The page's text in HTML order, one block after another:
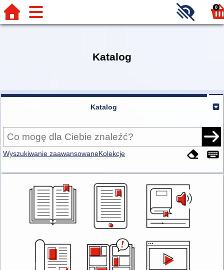
0
Katalog
Katalog
Wyszukiwanie zaawansowaneKolekcje